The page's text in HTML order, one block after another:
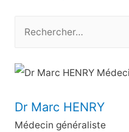
c
e
r
Dr Marc HENRY
Médecin généraliste